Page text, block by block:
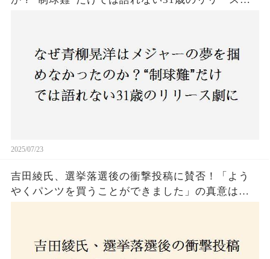
2025/07/23
吉田綾氏、選挙落選後の衝撃投稿に賛否！「よう
やくパンツを買うことができました」の真意は？